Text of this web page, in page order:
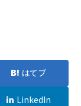
はてブ
LinkedIn